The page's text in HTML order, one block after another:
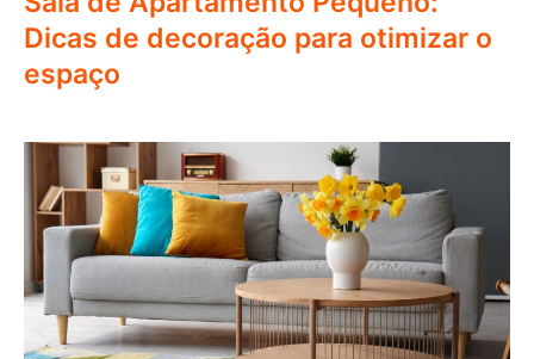
Dicas de decoração para otimizar o
espaço